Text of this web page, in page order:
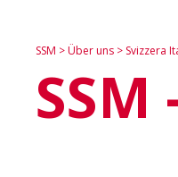
SSM >Über uns > Svizzera
SSM